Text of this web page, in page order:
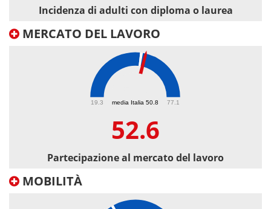
Incidenza di adulti con diploma o laurea
MERCATO DEL LAVORO
media Italia 50.8
19.3 77.1
52.6
Partecipazione al mercato del lavoro
MOBILITÀ